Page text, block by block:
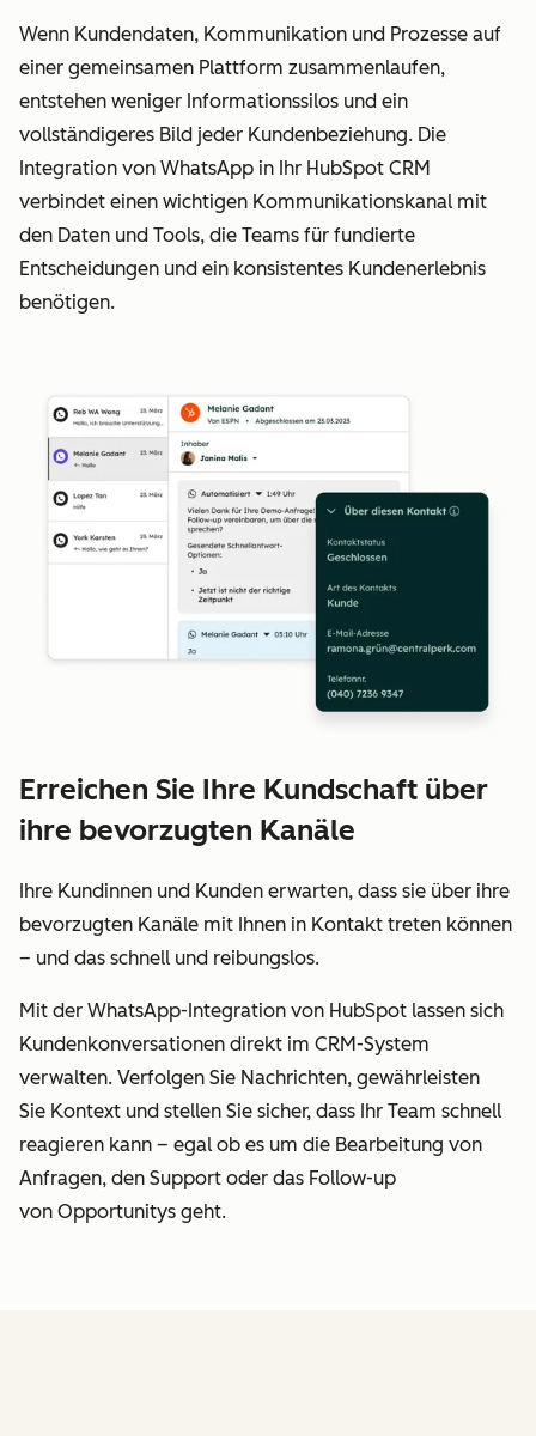
Wenn Kundendaten, Kommunikation und Prozesse auf
einer gemeinsamen Plattform zusammenlaufen,
entstehen weniger Informationssilos und ein
vollständigeres Bild jeder Kundenbeziehung. Die
Integration von WhatsApp in Ihr HubSpot CRM
verbindet einen wichtigen Kommunikationskanal mit
den Daten und Tools, die Teams für fundierte
Entscheidungen und ein konsistentes Kundenerlebnis
benötigen.
Erreichen Sie Ihre Kundschaft über
ihre bevorzugten Kanäle
Ihre Kundinnen und Kunden erwarten, dass sie über ihre
bevorzugten Kanäle mit Ihnen in Kontakt treten können
– und das schnell und reibungslos.
Mit der WhatsApp-Integration von HubSpot lassen sich
Kundenkonversationen direkt im CRM-System
verwalten. Verfolgen Sie Nachrichten, gewährleisten
Sie Kontext und stellen Sie sicher, dass Ihr Team schnell
reagieren kann – egal ob es um die Bearbeitung von
Anfragen, den Support oder das Follow-up
von Opportunitys geht.